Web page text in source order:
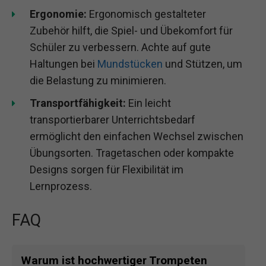
Ergonomie: Ergonomisch gestalteter
Zubehör hilft, die Spiel- und Übekomfort für
Schüler zu verbessern. Achte auf gute
Haltungen bei Mundstücken und Stützen, um
die Belastung zu minimieren.
Transportfähigkeit: Ein leicht
transportierbarer Unterrichtsbedarf
ermöglicht den einfachen Wechsel zwischen
Übungsorten. Tragetaschen oder kompakte
Designs sorgen für Flexibilität im
Lernprozess.
FAQ
Warum ist hochwertiger Trompeten